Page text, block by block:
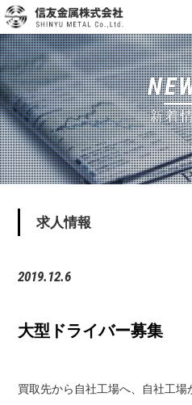
信友
新着
求人情報
2019.12.6
大型ドライバー募集
買取先から自社工場へ、自社工